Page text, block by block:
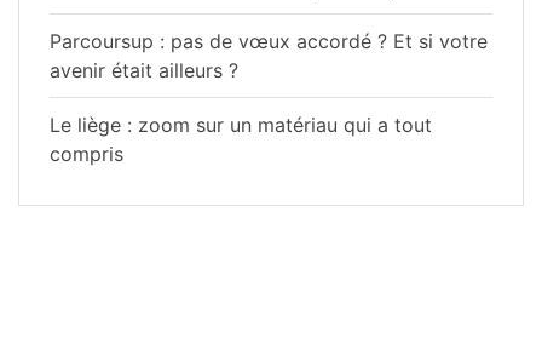
Parcoursup : pas de vœux accordé ? Et si votre
avenir était ailleurs ?
Le liège : zoom sur un matériau qui a tout
compris